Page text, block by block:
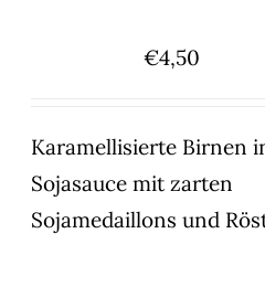
€4,50
Karamellisierte Birnen
Sojasauce mit zarten
Sojamedaillons und